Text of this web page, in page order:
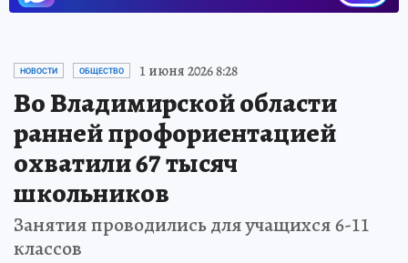
НОВОСТИ ОБЩЕСТВО 1 июня 2026 8:28
Во Владимирской области
ранней профориентацией
охватили 67 тысяч
школьников
Занятия проводились для учащихся 6-11
классов